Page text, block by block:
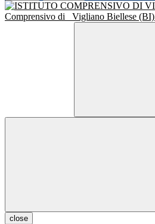
Comprensivo di
Vigliano Biellese (BI)
close